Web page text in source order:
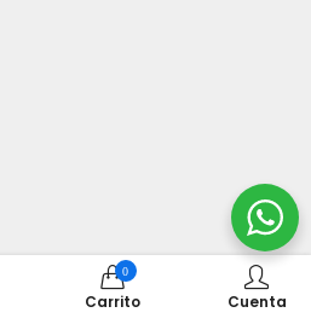
0
Carrito Cuenta